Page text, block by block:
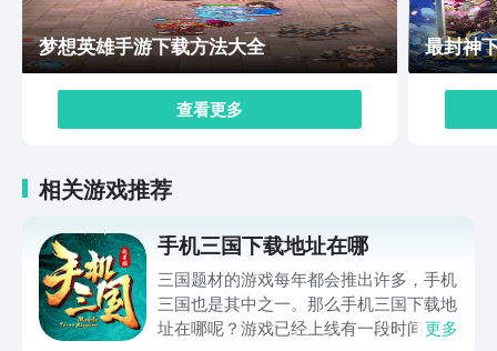
梦想英雄手游下载方法大全
查看更多
最封神
相关游戏推荐
手机三国下载地址在哪
三国题材的游戏每年都会推出许多，手机
三国也是其中之一。那么手机三国下载地
址在哪呢？游戏已经上线有一段时间了，
更多